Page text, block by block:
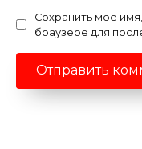
Сохранить моё
браузере для